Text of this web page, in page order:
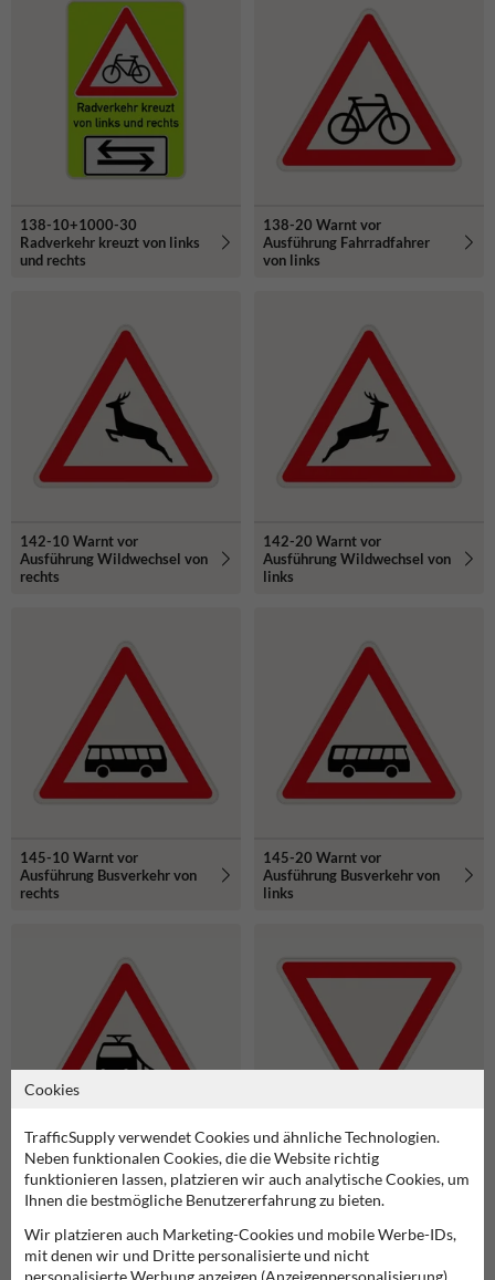
138-10+1000-30
Radverkehr kreuzt von links
und rechts
138-20 Warnt vor
Ausführung Fahrradfahrer
von links
142-10 Warnt vor
Ausführung Wildwechsel von
rechts
142-20 Warnt vor
Ausführung Wildwechsel von
links
145-10 Warnt vor
Ausführung Busverkehr von
rechts
145-20 Warnt vor
Ausführung Busverkehr von
links
151 Achtung, Züge und
Schienenbahnen haben
Vorrang
205 Hier muss man immer
dem Querverkehr Vorfahrt
lassen.
Cookies
TrafficSupply verwendet Cookies und ähnliche Technologien.
Neben funktionalen Cookies, die die Website richtig
funktionieren lassen, platzieren wir auch analytische Cookies, um
Ihnen die bestmögliche Benutzererfahrung zu bieten.
Wir platzieren auch Marketing-Cookies und mobile Werbe-IDs,
mit denen wir und Dritte personalisierte und nicht
personalisierte Werbung anzeigen (Anzeigenpersonalisierung).